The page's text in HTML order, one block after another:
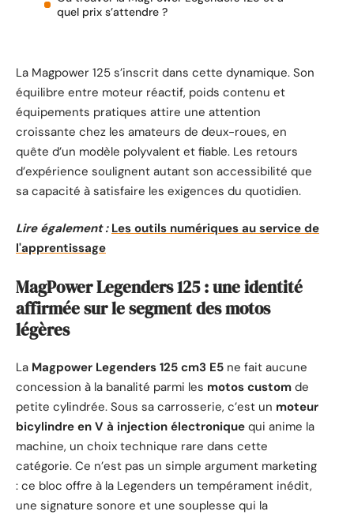
quel prix s’attendre ?
La Magpower 125 s’inscrit dans cette dynamique. Son
équilibre entre moteur réactif, poids contenu et
équipements pratiques attire une attention
croissante chez les amateurs de deux-roues, en
quête d’un modèle polyvalent et fiable. Les retours
d’expérience soulignent autant son accessibilité que
sa capacité à satisfaire les exigences du quotidien.
Lire également : Les outils numériques au service de
l'apprentissage
MagPower Legenders 125 : une identité
affirmée sur le segment des motos
légères
La Magpower Legenders 125 cm3 E5 ne fait aucune
concession à la banalité parmi les motos custom de
petite cylindrée. Sous sa carrosserie, c’est un moteur
bicylindre en V à injection électronique qui anime la
machine, un choix technique rare dans cette
catégorie. Ce n’est pas un simple argument marketing
: ce bloc offre à la Legenders un tempérament inédit,
une signature sonore et une souplesse qui la